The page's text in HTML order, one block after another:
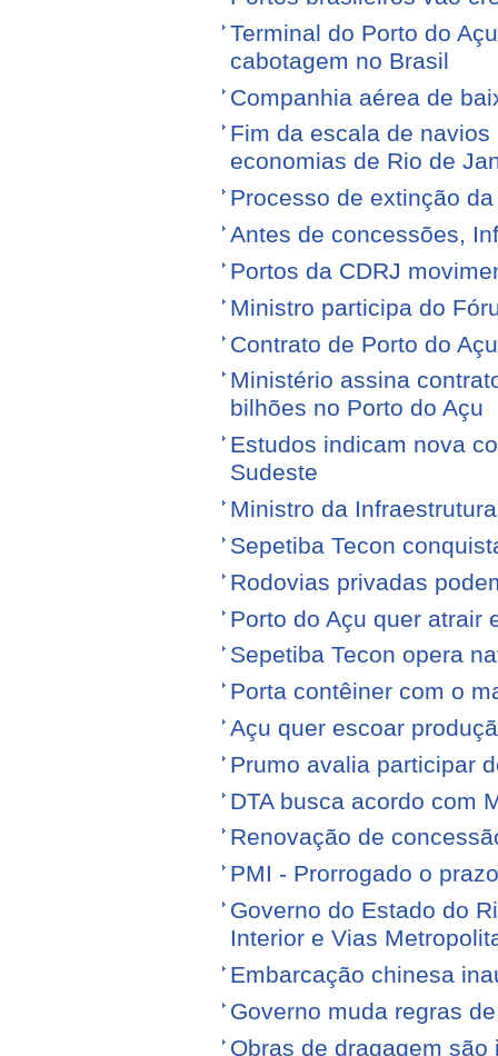
Terminal do Porto do
cabotagem no Brasil
Companhia aérea de
Fim da escala de
economias de Rio de
Processo de extinção
Antes de concessões,
Portos da CDRJ
Ministro participa do
Contrato de Porto do
Ministério assina
bilhões no Porto do Açu
Estudos indicam nova
Sudeste
Ministro da
Sepetiba Tecon
Rodovias privadas
Porto do Açu quer atrair
Sepetiba Tecon opera
Porta contêiner com o
Açu quer escoar
Prumo avalia participar
DTA busca acordo com
Renovação de
PMI - Prorrogado o
Governo do Estado do
Interior e Vias
Embarcação chinesa
Governo muda regras
Obras de dragagem